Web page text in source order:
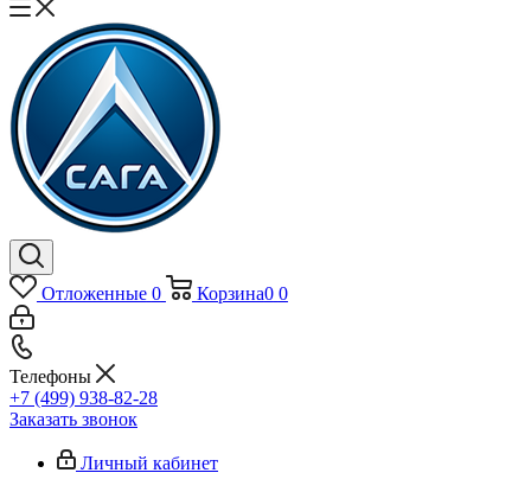
Отложенные 0 Корзина0 0
Телефоны
+7 (499) 938-82-28
Заказать звонок
Личный кабинет